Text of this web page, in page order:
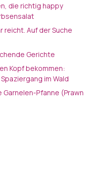
die richtig happy
reicht. Auf der Suche
Gerichte
Kopf bekommen:
im Wald
Pfanne (Prawn